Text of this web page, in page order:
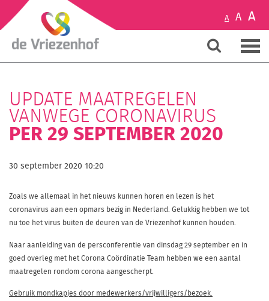
A A A
UPDATE MAATREGELEN
VANWEGE CORONAVIRUS
PER 29 SEPTEMBER 2020
30 september 2020 10:20
Zoals we allemaal in het nieuws kunnen horen en lezen is het
coronavirus aan een opmars bezig in Nederland. Gelukkig hebben we tot
nu toe het virus buiten de deuren van de Vriezenhof kunnen houden.
Naar aanleiding van de persconferentie van dinsdag 29 september en in
goed overleg met het Corona Coördinatie Team hebben we een aantal
maatregelen rondom corona aangescherpt.
Gebruik mondkapjes door medewerkers/vrijwilligers/bezoek.